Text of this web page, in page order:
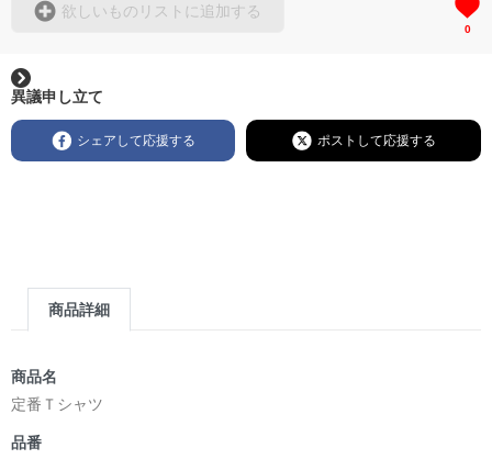
欲しいものリストに追加する
0
異議申し立て
シェアして応援する ポストして応援する
商品詳細
商品名
定番Ｔシャツ
品番